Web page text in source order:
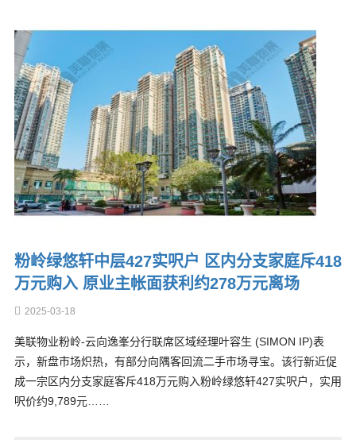
粉岭绿悠轩中层427实呎户 区内分支家庭斥418
万元购入 原业主帐面获利约278万元离场
2025-03-18
美联物业粉岭-云向逸峯分行联席区域经理叶容生 (SIMON IP)表
示，新盘市场炽热，有部分向隅客回流二手市场寻宝。该行新近促
成一宗区内分支家庭客斥418万元购入粉岭绿悠轩427实呎户，实用
呎价约9,789元……